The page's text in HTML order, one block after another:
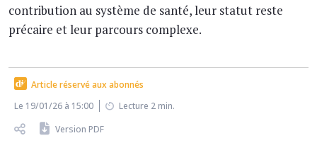
contribution au système de santé, leur statut reste
précaire et leur parcours complexe.
Article réservé aux abonnés
Le 19/01/26 à 15:00
Lecture 2 min.
Version PDF